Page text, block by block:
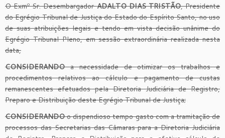
O Exmº Sr. DesembargadorADALTO DIAS TRISTÃO, Presidente
do Egrégio Tribunal de Justiça do Estado do Espírito Santo, no uso
de suas atribuições legais e tendo em vista decisão unânime do
Egrégio Tribunal Pleno, em sessão extraordinária realizada nesta
data,
CONSIDERANDOa necessidade de otimizar os trabalhos e
procedimentos relativos ao cálculo e pagamento de custas
remanescentes efetuados pela Diretoria Judiciária de Registro,
Preparo e Distribuição deste Egrégio Tribunal de Justiça;
CONSIDERANDOo dispendioso tempo gasto com a tramitação de
processos das Secretarias das Câmaras para a Diretoria Judiciária